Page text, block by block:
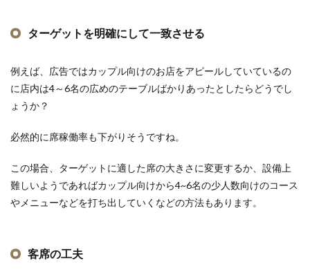
ターゲットを明確にして一致させる
例えば、広告ではカップル向けのお店をアピールしていているの
に店内は4～6名の広めのテーブルばかりあったとしたらどうでし
ょうか？
必然的に席稼働率も下がりそうですね。
この場合、ターゲットに適した席の大きさに変更するか、設備上
難しいようであればカップル向けから4~6名の少人数向けのコース
やメニューなどを打ち出していくなどの方法もあります。
客席の工夫